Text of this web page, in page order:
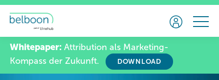
Whitepaper: Attribution als Marketing-
Kompass der Zukunft.
DOWNLOAD